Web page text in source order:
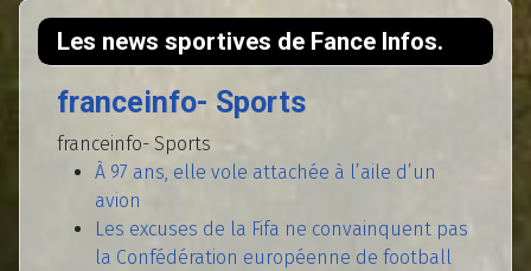
Les news sportives de Fance Infos.
franceinfo- Sports
franceinfo- Sports
À 97 ans, elle vole attachée à l’aile d’un
avion
Les excuses de la Fifa ne convainquent pas
la Confédération européenne de football